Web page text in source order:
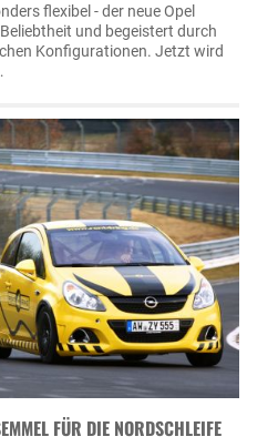
flexibel - der neue Opel
und begeistert durch
Konfigurationen. Jetzt wird
FÜR DIE NORDSCHLEIFE